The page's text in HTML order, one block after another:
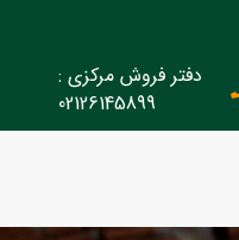
دفتر فروش مرکزی :
02126145899